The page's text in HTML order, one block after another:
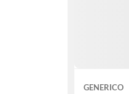
GENERICO